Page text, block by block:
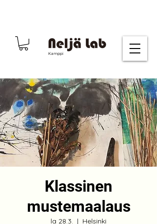
Kamppi
Klassinen
mustemaalaus
la 28.3.
  |
Helsinki